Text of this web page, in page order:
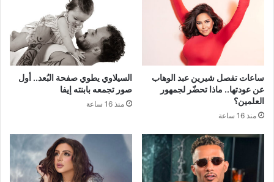
ساعات تفصل شيرين عبد الوهاب
عن عودتها.. ماذا تحضّر لجمهور
العلمين؟
منذ 16 ساعة
السيلاوي يطوي صفحة البُعد.. أول
صور تجمعه بابنته إيفا
منذ 16 ساعة